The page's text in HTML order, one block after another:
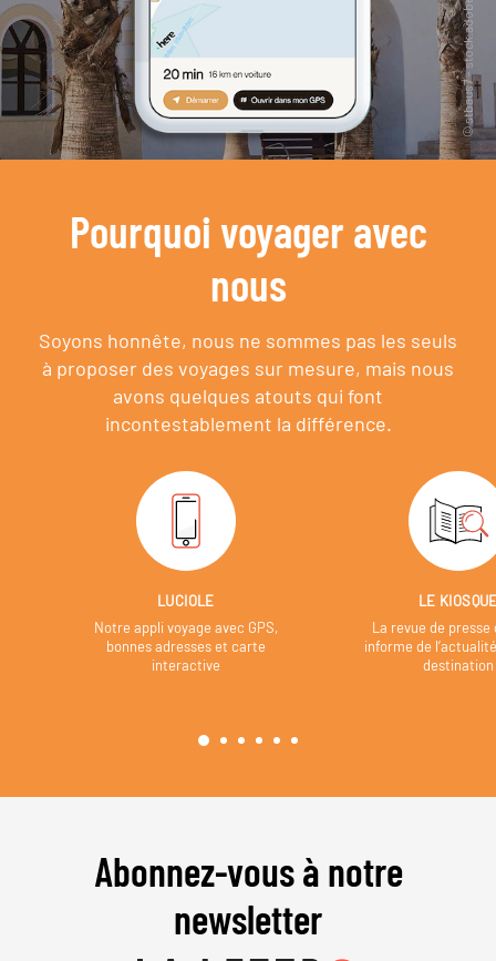
Pourquoi voyager avec
nous
Soyons honnête, nous ne sommes pas les seuls
à proposer des voyages sur mesure, mais nous
avons quelques atouts qui font
incontestablement la différence.
LUCIOLE
Notre appli voyage avec GPS,
bonnes adresses et carte
interactive
LE
La revue de presse
informe de
destination
Abonnez-vous à notre
newsletter